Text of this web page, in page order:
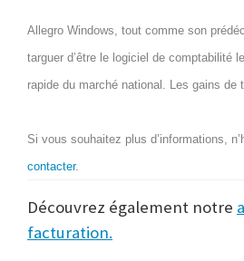
Allegro Windows, tout comme son
targuer d’être le logiciel de comptabilité
rapide du marché national. Les gains de
Si vous souhaitez plus d’informations,
contacter.
Découvrez également notre
facturation.